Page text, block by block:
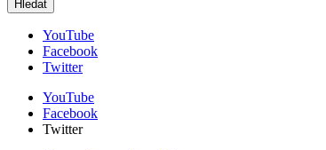
YouTube
Facebook
Twitter
YouTube
Facebook
Twitter